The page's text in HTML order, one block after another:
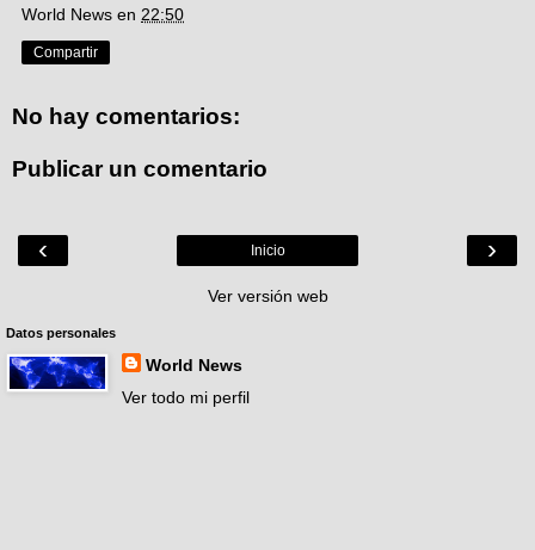
World News en 22:50
Compartir
No hay comentarios:
Publicar un comentario
‹ ›
Inicio
Ver versión web
Datos personales
World News
Ver todo mi perfil